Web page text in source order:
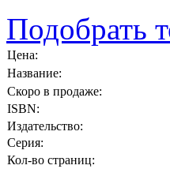
Подобрать
Цена:
Название:
Скоро в продаже:
ISBN:
Издательство:
Серия:
Кол-во страниц: